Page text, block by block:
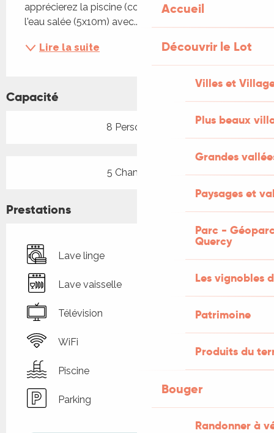
Accueil
Découvrir le Lot
Villes et
Plus beaux
Grandes
Paysages et
Parc -
Quercy
Les vignobles
Patrimoine
Produits du
Bouger
Randonner à
apprécierez la piscine (commune et clôturée) à
l'eau salée (5x10m) avec...
Lire la suite
Capacité
8 Personne(s)
5 Chambre(s)
Prestations
Lave linge
Lave vaisselle
Télévision
WiFi
Piscine
Parking